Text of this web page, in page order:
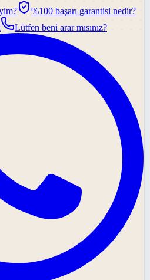
%100 başarı garantisi nedir?
Lütfen beni arar mısınız?